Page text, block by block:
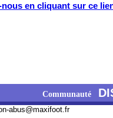
en cliquant sur ce
Communauté
abus@maxifoot.fr